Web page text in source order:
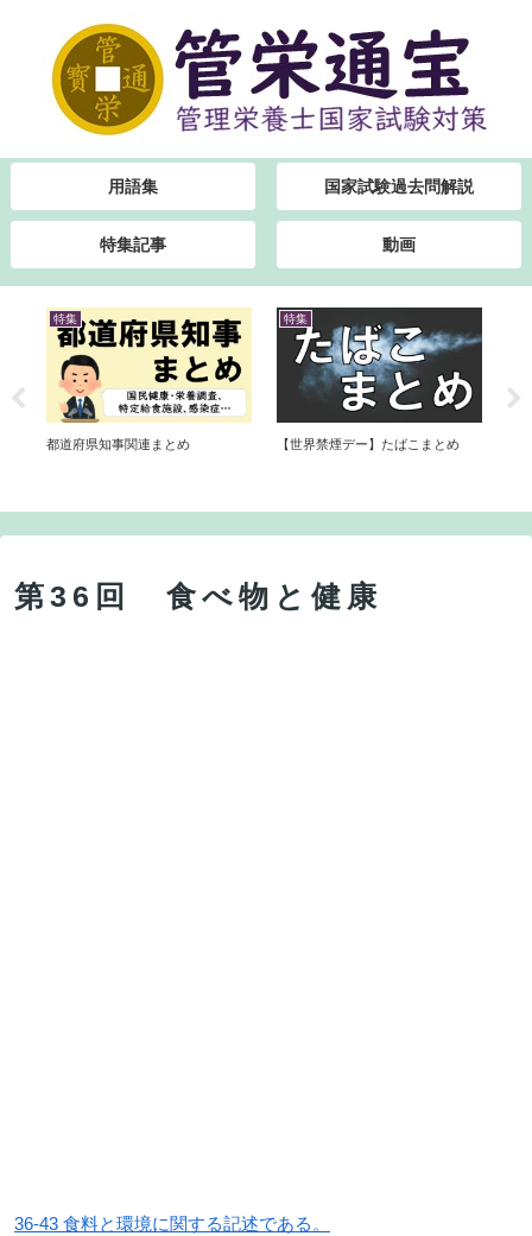
用語集 国家試験過去問解説
特集記事 動画
特集
都道府県知事関連まとめ
特集
【世界禁煙デー】たばこまとめ
第36回 食べ物と健康
36-43 食料と環境に関する記述である。